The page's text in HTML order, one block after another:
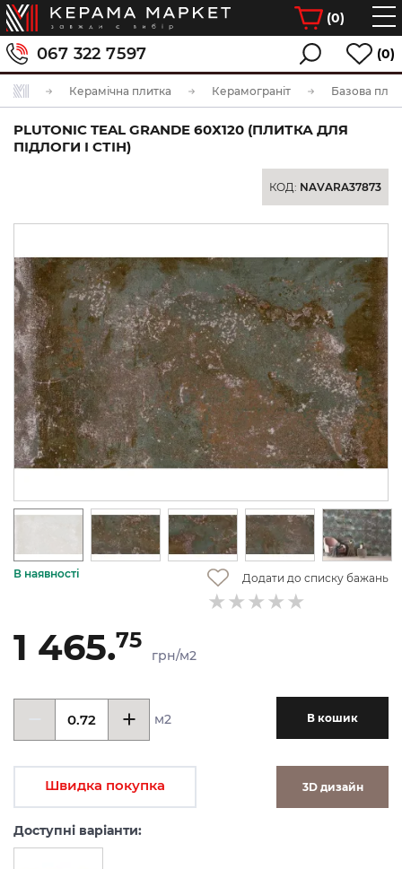
(0)
067 322 7597 (0)
Керамічна плитка Керамограніт Базова
PLUTONIC TEAL GRANDE 60Х120 (ПЛИТКА ДЛЯ
ПІДЛОГИ І СТІН)
КОД: NAVARA37873
В наявності Додати до списку бажань
1 465.75
грн/м2
м2 В кошик
Швидка покупка 3D дизайн
Доступні варіанти: